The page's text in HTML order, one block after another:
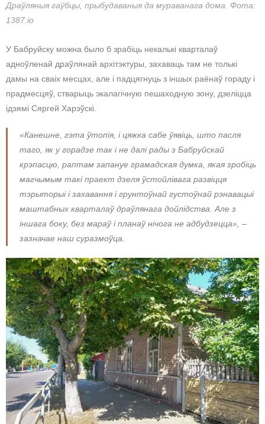
Драўляныя гаўбцы, прыбудаваныя да мураванага дома. Фота:
1387.io
У Бабруйску можна было б зрабіць некалькі кварталаў
адноўленай драўлянай архітэктуры, захаваць там не толькі
дамы на сваіх месцах, але і падцягнуць з іншых раёнаў гораду і
прадмесцяў, стварыць экалагічную пешаходную зону, дзеліцца
ідэямі Сяргей Харэўскі.
«Канешне, гэта ўтопія, і цяжка сабе ўявіць, што пасля
таго, як у горадзе так і не далі рады з Бабруйскай
крэпасцю, раптам запануе грамадская думка, якая зробіць
магчымым такі праект дзеля ўстойлівага развіцця
тэрыторыі і захавання і грунтоўнай густоўнай рэнавацыі
маштабных кварталаў драўлянага дойлідства. Але з
іншага боку, без мараў і планаў нічога не адбудзецца», –
зазначае наш суразмоўца.